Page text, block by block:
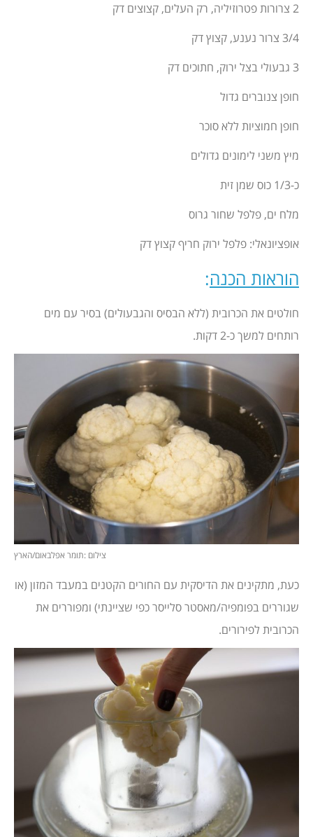
2 צרורות פטרוזיליה, רק העלים, קצוצים דק
3/4 צרור נענע, קצוץ דק
3 גבעולי בצל ירוק, חתוכים דק
חופן צנוברים גדול
חופן חמוציות ללא סוכר
מיץ משני לימונים גדולים
כ-1/3 כוס שמן זית
מלח ים, פלפל שחור גרוס
אופציונאלי: פלפל ירוק חריף קצוץ דק
הוראות הכנה:
חולטים את הכרובית (ללא הבסיס והגבעולים) בסיר עם מים
רותחים למשך כ-2 דקות.
צילום :תומר אפלבאום/הארץ
כעת, מתקינים את הדיסקית עם החורים הקטנים במעבד המזון (או
שגוררים בפומפיה/מאסטר סלייסר כפי שציינתי) ומפוררים את
הכרובית לפירורים.